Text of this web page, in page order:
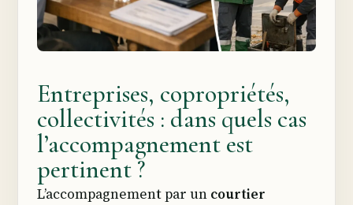
Entreprises, copropriétés,
collectivités : dans quels cas
l’accompagnement est
pertinent ?
L’accompagnement par un courtier